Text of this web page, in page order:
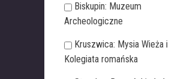
Biskupin: Muzeum
Archeologiczne
Kruszwica: Mysia Wieża i
Kolegiata romańska